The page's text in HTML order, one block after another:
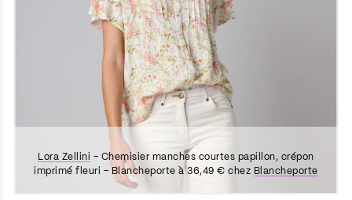
Lora Zellini – Chemisier manches courtes papillon, crépon
imprimé fleuri – Blancheporte à 36,49 € chez Blancheporte